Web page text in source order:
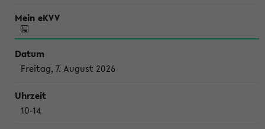
Freitag, 7. August 2026
10-14